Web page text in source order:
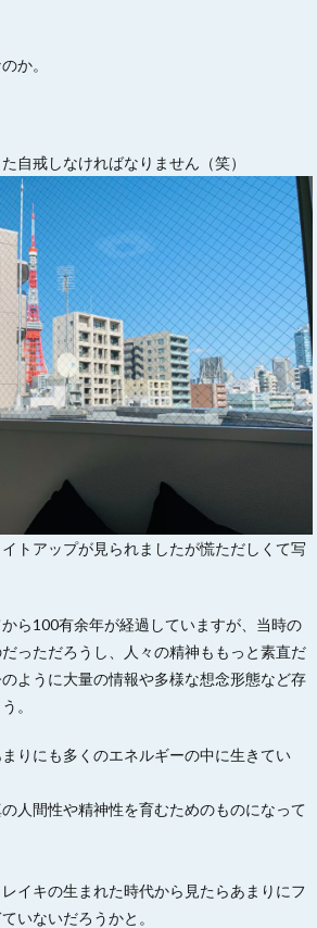
か。
自戒しなければなりません（笑）
トアップが見られましたが慌ただしくて写
ら100有余年が経過していますが、当時の
っただろうし、人々の精神ももっと素直だ
ように大量の情報や多様な想念形態など存
。
りにも多くのエネルギーの中に生きてい
人間性や精神性を育むためのものになって
イキの生まれた時代から見たらあまりにフ
いないだろうかと。